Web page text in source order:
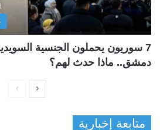
7 سوريون يحملون الجنسية
دمشق.. ماذا حدث لهم؟
متابعة إخبارية